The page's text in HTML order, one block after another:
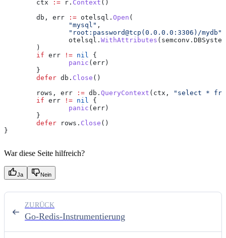
	ctx
:= r . Context ()
	db
, err := otelsql . Open (
		"mysql"
,
		"root:password@tcp(0.0.0.0:3306)/mydb"
		otelsql
. WithAttributes ( semconv .
	)
	if
err != nil
{
		panic
(err)
	}
	defer
db . Close ()
	rows
, err := db . QueryContext ( ctx ,
"select *
	if
err != nil
{
		panic
(err)
	}
	defer
rows . Close ()
}
War diese Seite hilfreich?
Ja Nein
Go-Redis-Instrumentierung
ZURÜCK